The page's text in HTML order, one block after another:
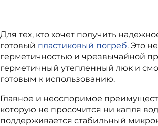
Для тех, кто хочет получить
готовый пластиковый погреб. Это
герметичностью и чрезвычайной
герметичный утепленный люк и
готовым к использованию.
Главное и неоспоримое
которую не просочится ни капля
поддерживается стабильный